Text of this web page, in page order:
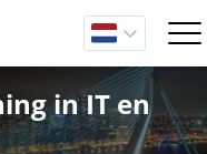
in IT en